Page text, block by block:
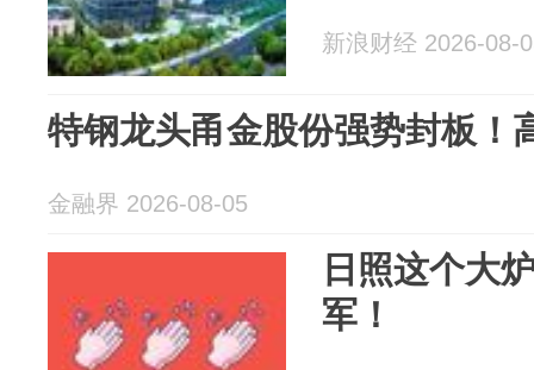
新浪财经 2026-08-
特钢龙头甬金股份强势封板！
金融界 2026-08-05
日照这个大
军！